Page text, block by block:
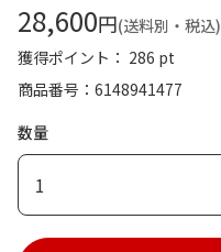
28,600円(送料別・税込)
獲得ポイント： 286 pt
商品番号
6148941477
数量
1